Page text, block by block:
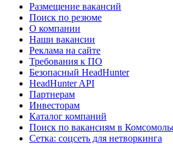
Размещение вакансий
Поиск по резюме
О компании
Наши вакансии
Реклама на сайте
Требования к ПО
Безопасный HeadHunter
HeadHunter API
Партнерам
Инвесторам
Каталог компаний
Поиск по вакансиям в
Сетка: соцсеть для нетворкинга